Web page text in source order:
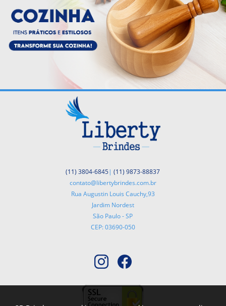
(11) 3804-6845|(11) 9873-88837
contato@libertybrindes.com.br
Rua Augustin Louis Cauchy,93
Jardim Nordest
São Paulo - SP
CEP: 03690-050